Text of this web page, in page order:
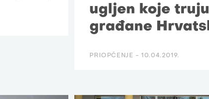
ugljen koje
građane
PRIOPĆENJE -10.04.2019.